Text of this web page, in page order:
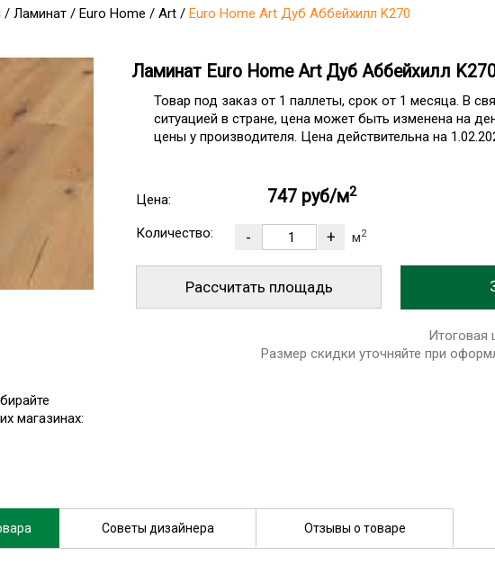
/ Ламинат / Euro Home / Art / Euro Home Art Дуб Аббейхилл K270
магазинах:
Ламинат Euro Home Art Дуб Аббейхилл
Товар под заказ от 1 паллеты, срок от 1 месяца. В
ситуацией в стране, цена может быть изменена на
цены у производителя. Цена действительна на
Цена: 747 руб/м2
Количество: м2
Рассчитать площадь
Итоговая
Размер скидки уточняйте при
Советы дизайнера Отзывы о товаре